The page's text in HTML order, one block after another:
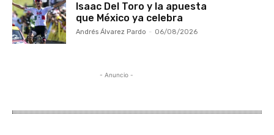
Isaac Del Toro y la apuesta
que México ya celebra
Andrés Álvarez Pardo - 06/08/2026
- Anuncio -